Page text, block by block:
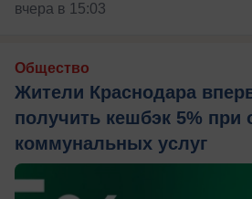
вчера в 15:03
Общество
Жители Краснодара
получить кешбэк 5% при
коммунальных услуг